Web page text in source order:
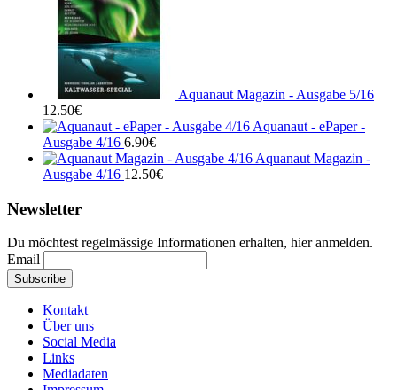
Aquanaut Magazin - Ausgabe 5/16
12.50€
Aquanaut - ePaper -
Ausgabe 4/16 6.90€
Aquanaut Magazin -
Ausgabe 4/16 12.50€
Newsletter
Du möchtest regelmässige Informationen erhalten, hier anmelden.
Email
Kontakt
Über uns
Social Media
Links
Mediadaten